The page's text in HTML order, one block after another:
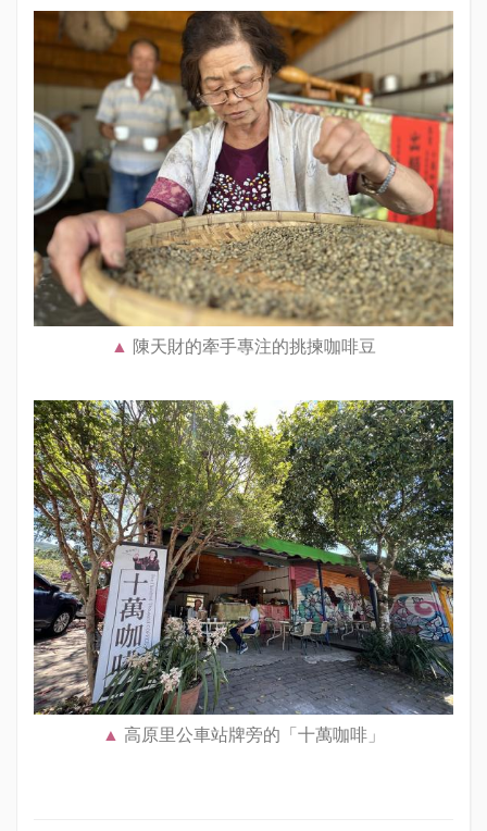
陳天財的牽手專注的挑揀咖啡豆
高原里公車站牌旁的「十萬咖啡」